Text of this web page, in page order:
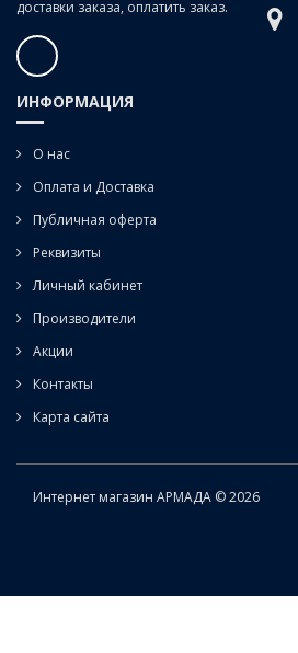
доставки заказа, оплатить заказ.
ИНФОРМАЦИЯ
О нас
Оплата и Доставка
Публичная оферта
Реквизиты
Личный кабинет
Производители
Акции
Контакты
Карта сайта
Интернет магазин АРМАДА © 2026